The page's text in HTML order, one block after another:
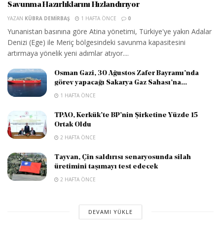
Savunma Hazırlıklarını Hızlandırıyor
YAZAN KÜBRA DEMIRBAŞ 1 HAFTA ÖNCE 0
Yunanistan basınına göre Atina yönetimi, Türkiye'ye yakın Adalar
Denizi (Ege) ile Meriç bölgesindeki savunma kapasitesini
artırmaya yönelik yeni adımlar atıyor....
Osman Gazi, 30 Ağustos Zafer Bayramı’nda
görev yapacağı Sakarya Gaz Sahası’na...
1 HAFTA ÖNCE
TPAO, Kerkük’te BP’nin Şirketine Yüzde 15
Ortak Oldu
2 HAFTA ÖNCE
Tayvan, Çin saldırısı senaryosunda silah
üretimini taşımayı test edecek
2 HAFTA ÖNCE
DEVAMI YÜKLE